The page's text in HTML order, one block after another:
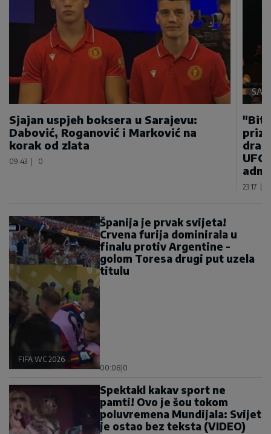
Sjajan uspjeh boksera u Sarajevu:
Dabović, Roganović i Marković na
korak od zlata
09:43 0
23:17
FIFA WC 2026
Španija je prvak svijeta!
Crvena furija dominirala u
finalu protiv Argentine -
golom Toresa drugi put uzela
titulu
00:08 0
Spektakl kakav sport ne
pamti! Ovo je šou tokom
poluvremena Mundijala: Svijet
je ostao bez teksta (VIDEO)